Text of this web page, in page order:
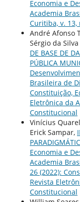
Economia e
Academia
Curitiba, v. 13,
André Afonso
Sérgio da
DE BASE DE
PÚBLICA
Brasileira de
Constituição,
Eletrônica da
Constitucional
Vinícius
Erick Sampar,
Economia e
Academia
26 (2022):
Revista
Constitucional